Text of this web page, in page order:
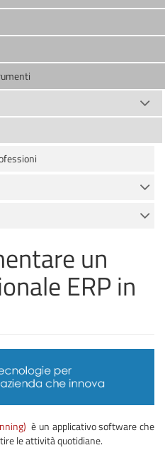
un
ERP in
è un applicativo software che
le attività quotidiane.